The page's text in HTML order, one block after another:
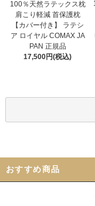
100％天然ラテックス枕
肩こり軽減 首保護枕
【カバー付き】 ラテシ
ア ロイヤル COMAX JA
PAN 正規品
17,500円(税込)
おすすめ商品